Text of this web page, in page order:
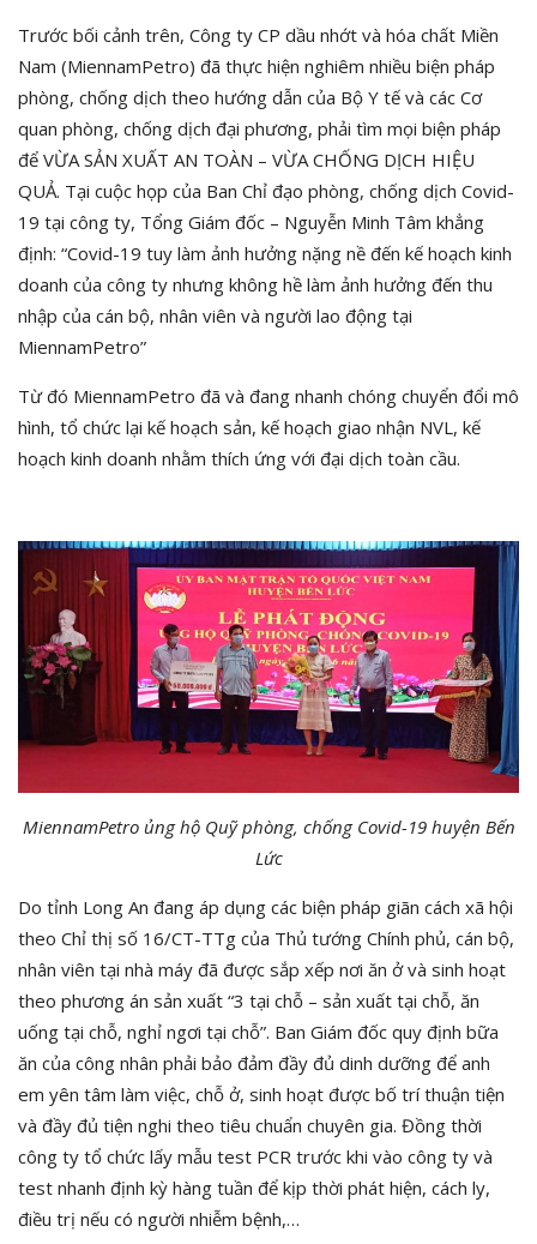
Trước bối cảnh trên, Công ty CP dầu nhớt và hóa chất Miền
Nam (MiennamPetro) đã thực hiện nghiêm nhiều biện pháp
phòng, chống dịch theo hướng dẫn của Bộ Y tế và các Cơ
quan phòng, chống dịch đại phương, phải tìm mọi biện pháp
để VỪA SẢN XUẤT AN TOÀN – VỪA CHỐNG DỊCH HIỆU
QUẢ. Tại cuộc họp của Ban Chỉ đạo phòng, chống dịch Covid-
19 tại công ty, Tổng Giám đốc – Nguyễn Minh Tâm khẳng
định: “Covid-19 tuy làm ảnh hưởng nặng nề đến kế hoạch kinh
doanh của công ty nhưng không hề làm ảnh hưởng đến thu
nhập của cán bộ, nhân viên và người lao động tại
MiennamPetro”
Từ đó MiennamPetro đã và đang nhanh chóng chuyển đổi mô
hình, tổ chức lại kế hoạch sản, kế hoạch giao nhận NVL, kế
hoạch kinh doanh nhằm thích ứng với đại dịch toàn cầu.
MiennamPetro ủng hộ Quỹ phòng, chống Covid-19 huyện Bến
Lức
Do tỉnh Long An đang áp dụng các biện pháp giãn cách xã hội
theo Chỉ thị số 16/CT-TTg của Thủ tướng Chính phủ, cán bộ,
nhân viên tại nhà máy đã được sắp xếp nơi ăn ở và sinh hoạt
theo phương án sản xuất “3 tại chỗ – sản xuất tại chỗ, ăn
uống tại chỗ, nghỉ ngơi tại chỗ”. Ban Giám đốc quy định bữa
ăn của công nhân phải bảo đảm đầy đủ dinh dưỡng để anh
em yên tâm làm việc, chỗ ở, sinh hoạt được bố trí thuận tiện
và đầy đủ tiện nghi theo tiêu chuẩn chuyên gia. Đồng thời
công ty tổ chức lấy mẫu test PCR trước khi vào công ty và
test nhanh định kỳ hàng tuần để kịp thời phát hiện, cách ly,
điều trị nếu có người nhiễm bệnh,…